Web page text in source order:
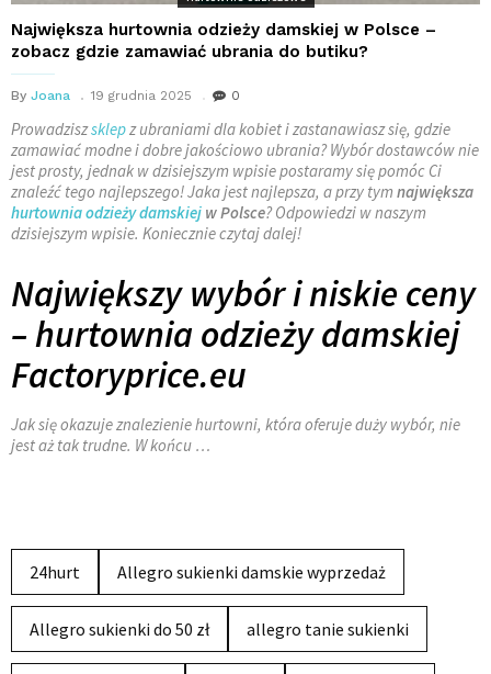
Największa hurtownia odzieży damskiej w Polsce –
zobacz gdzie zamawiać ubrania do butiku?
By Joana 19 grudnia 2025 0
Prowadziszsklepz ubraniami dla kobiet i zastanawiasz się, gdzie
zamawiać modne i dobre jakościowo ubrania? Wybór dostawców nie
jest prosty, jednak w dzisiejszym wpisie postaramy się pomóc Ci
znaleźć tego najlepszego! Jaka jest najlepsza, a przy tym największa
hurtownia odzieży damskiej w Polsce? Odpowiedzi w naszym
dzisiejszym wpisie. Koniecznie czytaj dalej!
Największy wybór i niskie ceny
– hurtownia odzieży damskiej
Factoryprice.eu
Jak się okazuje znalezienie hurtowni, która oferuje duży wybór, nie
jest aż tak trudne. W końcu …
24hurt Allegro sukienki damskie wyprzedaż
Allegro sukienki do 50 zł allegro tanie sukienki